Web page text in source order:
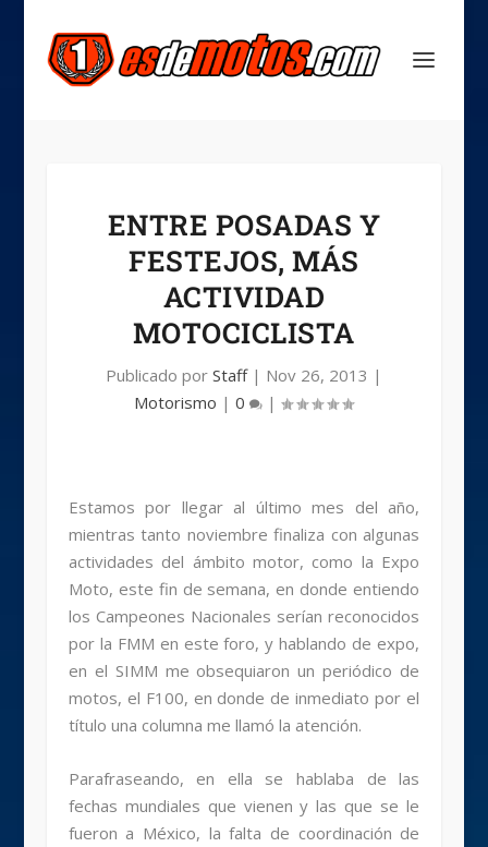
ENTRE POSADAS Y
FESTEJOS, MÁS
ACTIVIDAD
MOTOCICLISTA
Publicado por Staff| Nov 26, 2013 |
Motorismo |0 |
Estamos por llegar al último mes del año,
mientras tanto noviembre finaliza con algunas
actividades del ámbito motor, como la Expo
Moto, este fin de semana, en donde entiendo
los Campeones Nacionales serían reconocidos
por la FMM en este foro, y hablando de expo,
en el SIMM me obsequiaron un periódico de
motos, el F100, en donde de inmediato por el
título una columna me llamó la atención.
Parafraseando, en ella se hablaba de las
fechas mundiales que vienen y las que se le
fueron a México, la falta de coordinación de